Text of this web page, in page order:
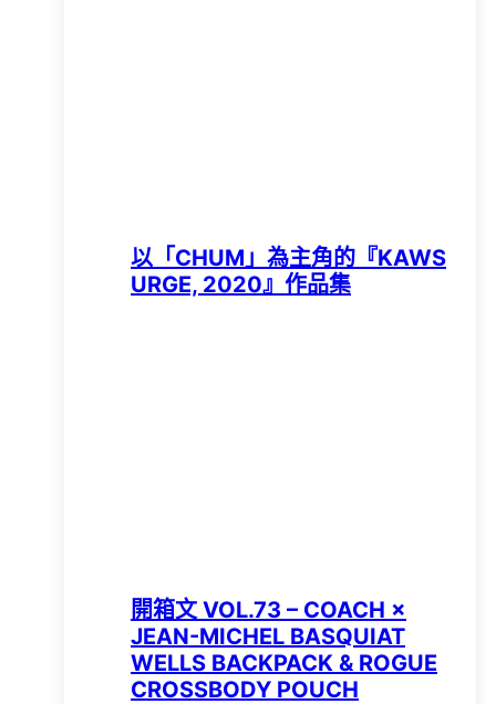
以「CHUM」為主角的『KAWS
URGE, 2020』作品集
開箱文 VOL.73 – COACH ×
JEAN-MICHEL BASQUIAT
WELLS BACKPACK & ROGUE
CROSSBODY POUCH